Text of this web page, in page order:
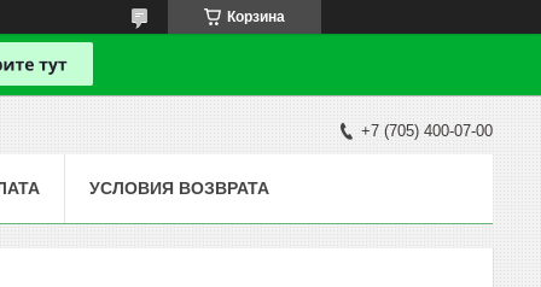
Корзина
+7 (705) 400-07-00
УСЛОВИЯ ВОЗВРАТА